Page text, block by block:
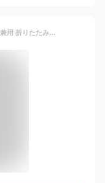
新生児 抱っこひも コンパクト パパ 男女兼用 折りたたみ 肩掛け 撥水加工 滑り止め 耐荷重 軽量 軽い ベビー用品 お出かけ 出産祝い 幼児 旅行 ギフト 1歳 2歳 3歳 ママ ベビースリング